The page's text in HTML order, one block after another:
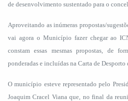
de desenvolvimento sustentado para o
Aproveitando as inúmeras propostas/
vai agora o Município fazer chegar ao
constam essas mesmas propostas, de
ponderadas e incluídas na Carta de Desporto
O município esteve representado pelo
Joaquim Cracel Viana que, no final da